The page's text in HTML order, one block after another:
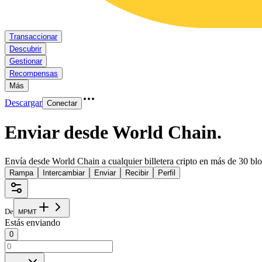
Transaccionar
Descubrir
Gestionar
Recompensas
Más
Descargar Conectar
Enviar desde World Chain.
Envía desde World Chain a cualquier billetera cripto en más de 30
Rampa Intercambiar Enviar Recibir Perfil
De MPMT
Estás enviando
0